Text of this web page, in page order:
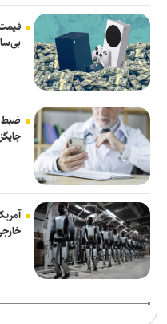
بی‌سابقه
ضبط